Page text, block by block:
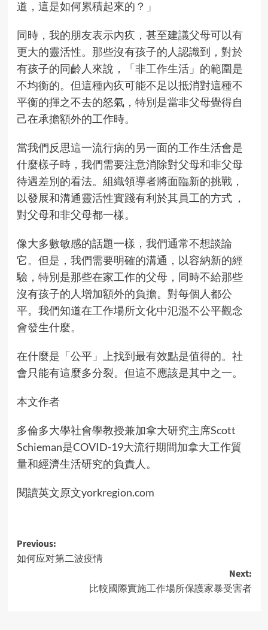
道，這是如何累積起來的？」
同時，我的朋友表示內疚，甚至建議父母可以有
更大的靈活性。那些沒有孩子的人認識到，對於
有孩子的同齡人來說，「非工作生活」的範圍是
不均衡的。但這種內疚可能不足以抵消對這種不
平衡的揮之不去的怒氣，特別是當非父母覺得自
己在承擔額外的工作時。
當我們反思這一流行病的另一面的工作生活會是
什麼樣子時，我們需要注意消除對父母和非父母
待遇差別的看法。組織領導者將面臨新的挑戰，
以發展和溝通靈活性實踐有利於其員工的方式 ，
對父母和非父母都一樣。
像大多數敏感的話題一樣，我們通常不想談論
它。但是，我們需要明確的溝通，以容納新的經
驗，特別是那些在家工作的父母，同時不給那些
沒有孩子的人增加額外的負擔。對每個人都公
平。我們知道在工作場所文化中氾濫不公平觀念
會發生什麼。
在什麼是「公平」上找到最有效點是值得的。社
會只能有這麼多分裂。但這不應該是其中之一。
本文作者
多倫多大學社會學教授兼加拿大研究主席Scott
Schieman是COVID-19大流行期間加拿大工作質
量和經濟生活研究的負責人。
閱讀英文原文yorkregion.com
Post
navigation
Previous:
如何应对第二波疫情
Next:
比較國際實施工作場所保護家暴受害者